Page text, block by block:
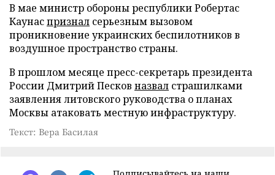
В мае министр обороны республики Робертас
Каунаспризнал серьезным вызовом
проникновение украинских беспилотников в
воздушное пространство страны.
В прошлом месяце пресс-секретарь президента
России Дмитрий Песков назвал страшилками
заявления литовского руководства о планах
Москвы атаковать местную инфраструктуру.
Текст: Вера Басилая